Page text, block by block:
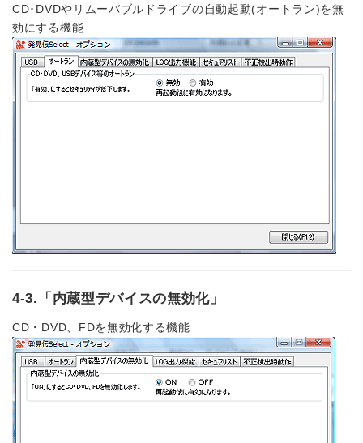
CD･DVDやリムーバブルドライブの自動起動(オートラン)を無
効にする機能
4-3.「内蔵型デバイスの無効化」
CD・DVD、FDを無効化する機能